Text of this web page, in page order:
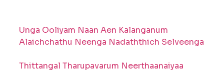
Unga Ooliyam Naan Aen Kalanganum
Alaichchathu Neenga Nadaththich Selveenga
Thittangal Tharupavarum Neerthaanaiyaa